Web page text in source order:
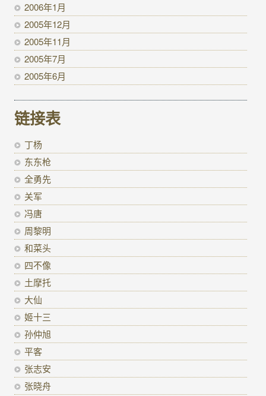
2006年1月
2005年12月
2005年11月
2005年7月
2005年6月
链接表
丁杨
东东枪
全勇先
关军
冯唐
周黎明
和菜头
四不像
土摩托
大仙
姬十三
孙仲旭
平客
张志安
张晓舟